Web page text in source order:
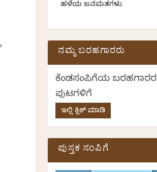
ಹಳೆಯ ಜನಮತಗಳು
ನಮ್ಮ ಬರಹಗಾರರು
ಕೆಂಡಸಂಪಿಗೆಯ ಬರಹಗಾರರ
ಪುಟಗಳಿಗೆ
ಇಲ್ಲಿ ಕ್ಲಿಕ್ ಮಾಡಿ
ಪುಸ್ತಕ ಸಂಪಿಗೆ